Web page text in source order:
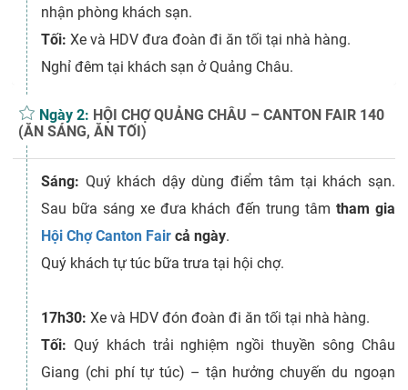
nhận phòng khách sạn.
Tối:Xe và HDV đưa đoàn đi ăn tối tại nhà hàng.
Nghỉ đêm tại khách sạn ở Quảng Châu.
Ngày 2: HỘI CHỢ QUẢNG CHÂU – CANTON FAIR 140
(ĂN SÁNG, ĂN TỐI)
Sáng: Quý khách dậy dùng điểm tâm tại khách sạn.
Sau bữa sáng xe đưa khách đến trung tâm tham gia
Hội Chợ Canton Fair cả ngày.
Quý khách tự túc bữa trưa tại hội chợ.
17h30:Xe và HDV đón đoàn đi ăn tối tại nhà hàng.
Tối: Quý khách trải nghiệm ngồi thuyền sông Châu
Giang (chi phí tự túc) – tận hưởng chuyến du ngoạn